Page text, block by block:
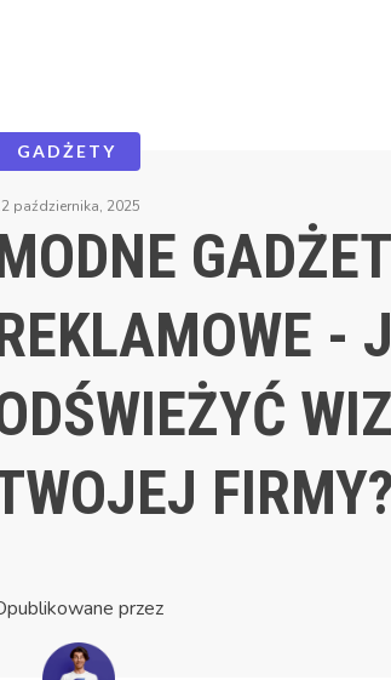
GADŻETY
października, 2025
-
FIRMY?
przez